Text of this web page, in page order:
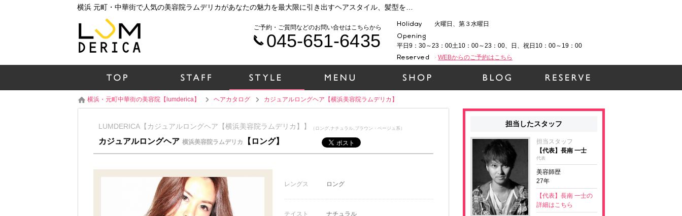
火曜日、第３水曜日
平日9：30～23：00土10：00～23：00、日、祝日10：00～19：00
WEBからのご予約はこちら
ご予約・ご質問などのお問い合せはこちらから
045-651-6435
横浜・元町中華街の美容院【lumderica】 ヘアカタログ カジュアルロングヘア【横浜美容院ラムデリカ】
LUMDERICA【カジュアルロングヘア【横浜美容院ラムデリカ】】 （ロング,ナチュラル,ブラウン・ベージュ系）
カジュアルロングヘア 横浜美容院ラムデリカ 【ロング】
レングス ロング
テイスト ナチュラル
担当したスタッフ
担当スタッフ
【代表】長南 一士
代表
美容師歴
27年
【代表】長南 一士の
詳細はこちら